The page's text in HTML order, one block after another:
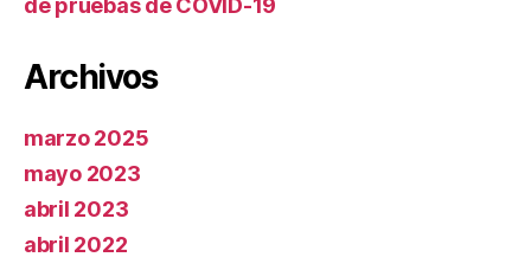
de pruebas de COVID-19
Archivos
marzo 2025
mayo 2023
abril 2023
abril 2022